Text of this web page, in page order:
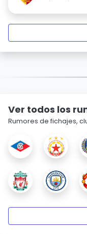
Ver todos los
Rumores de fichajes,